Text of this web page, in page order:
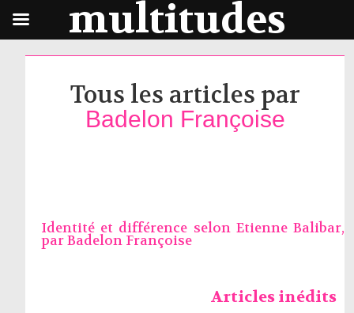
Tous les articles par
Badelon Françoise
Identité et différence selon Etienne Balibar,
parBadelon Françoise
Articles inédits
multitudes